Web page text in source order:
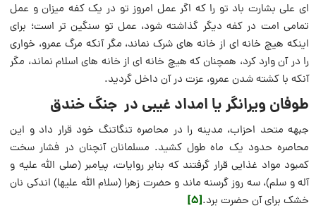
اى على بشارت باد تو را که اگر عمل امروز تو در يک کفه ميزان و عمل
تمامى امت در کفه ديگر گذاشته شود، عمل تو سنگين تر است؛ براى
اينکه هيچ خانه اى از خانه هاى شرک نماند، مگر آنکه مرگ عمرو، خوارى
را در آن وارد کرد، همچنان که هيچ خانه اى از خانه هاى اسلام نماند، مگر
آنکه با کشته شدن عمرو، عزت در آن داخل گرديد.
طوفان ویرانگر یا امداد غیبی در جنگ خندق
جبهه متحد احزاب، مدینه را در محاصره تنگاتنگ خود قرار داد و این
محاصره حدود یک ماه طول کشید. مسلمانان آنچنان در فشار سخت
کمبود مواد غذایی قرار گرفتند که بنابر روایات، پیامبر (صلى الله عليه و
آله و سلم)، سه روز گرسنه ماند و حضرت زهرا (سلام الله علیها) اندکی نان
خشک برای آن حضرت برد.[5]